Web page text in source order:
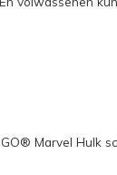
Marvel Hulk